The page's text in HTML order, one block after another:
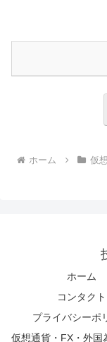
ホーム 仮
ホーム
コンタクト
プライバシーポ
仮想通貨・FX・外国